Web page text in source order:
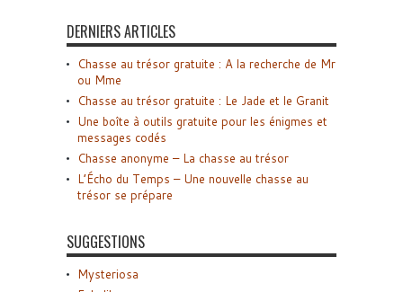
DERNIERS ARTICLES
Chasse au trésor gratuite : A la recherche de Mr
ou Mme
Chasse au trésor gratuite : Le Jade et le Granit
Une boîte à outils gratuite pour les énigmes et
messages codés
Chasse anonyme – La chasse au trésor
L’Écho du Temps – Une nouvelle chasse au
trésor se prépare
SUGGESTIONS
Mysteriosa